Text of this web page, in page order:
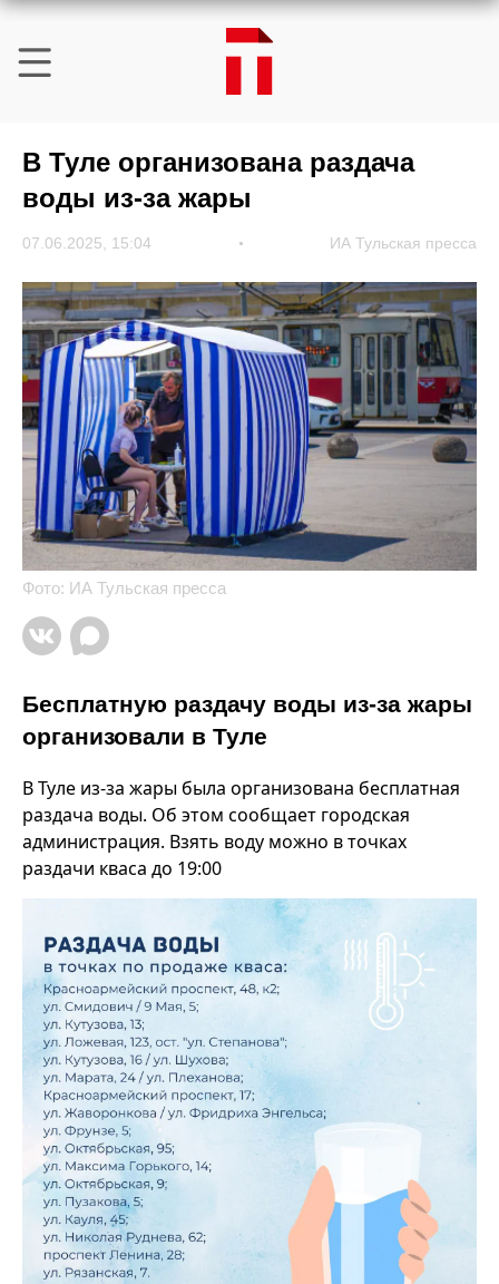
В Туле организована раздача
воды из-за жары
07.06.2025, 15:04 ИА Тульская пресса
Фото: ИА Тульская пресса
Бесплатную раздачу воды из-за жары
организовали в Туле
В Туле из-за жары была организована бесплатная
раздача воды. Об этом сообщает городская
администрация. Взять воду можно в точках
раздачи кваса до 19:00